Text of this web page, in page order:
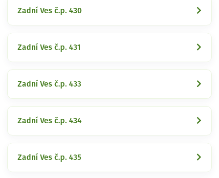
Zadní Ves č.p. 430
Zadní Ves č.p. 431
Zadní Ves č.p. 433
Zadní Ves č.p. 434
Zadní Ves č.p. 435